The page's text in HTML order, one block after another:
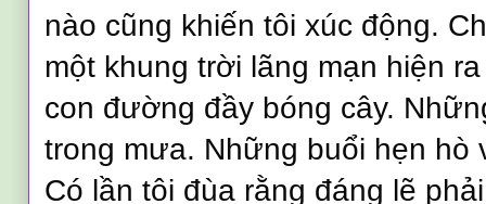
nào cũng khiến tôi xúc động.
một khung trời lãng mạn hiện
con đường đầy bóng cây.
trong mưa. Những buổi hẹn hò
Có lần tôi đùa rằng đáng lẽ